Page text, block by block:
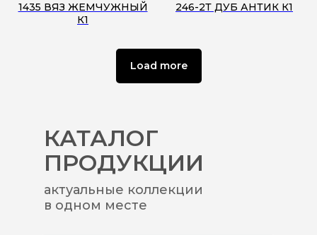
1435 ВЯЗ ЖЕМЧУЖНЫЙ
К1
246-2Т ДУБ АНТИК К1
Load more
КАТАЛОГ
ПРОДУКЦИИ
актуальные коллекции
в одном месте